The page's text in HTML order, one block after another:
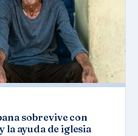
sobrevive con
la ayuda de iglesia